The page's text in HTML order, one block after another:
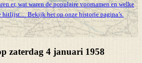
er, wat waren de populaire voornamen en welke
hitlijst… Bekijk het op onze historie pagina’s.
zaterdag 4 januari 1958